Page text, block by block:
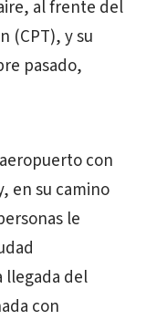
al frente del
(CPT), y su
pasado,
con
en su camino
le
llegada del
con